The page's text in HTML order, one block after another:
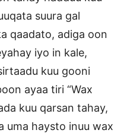
suura gal
qaadato, adiga oon
iyo in kale,
kuu gooni
ayaa tiri “Wax
kuu qarsan tahay,
uma haysto inuu wax